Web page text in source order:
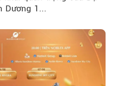
Dương 1...